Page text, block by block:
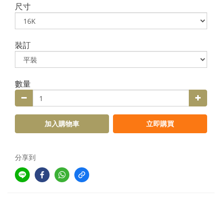
尺寸
裝訂
數量
加入購物車 立即購買
分享到